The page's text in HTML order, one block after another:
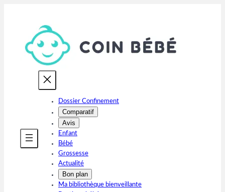
contenu
Dossier Confinement
Comparatif
Avis
Enfant
Bébé
Grossesse
Actualité
Bon plan
Ma bibliothèque bienveillante